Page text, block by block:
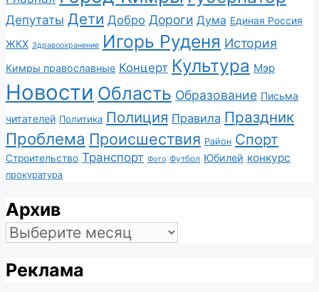
Депутаты Дети Добро Дороги Дума Единая Россия
ЖКХ Здравоохранение Игорь Руденя История
Кимры православные Концерт Культура Мэр
Новости Область Образование Письма
читателей Политика Полиция Правила Праздник
Проблема Происшествия Район Спорт
Строительство Транспорт Фото Футбол Юбилей конкурс
прокуратура
Архив
Архив
Реклама